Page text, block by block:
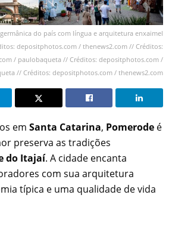
do país com língua e arquitetura enxaimel
depositphotos.com / thenews2.com // Créditos:
/ paulobaqueta // Créditos: depositphotos.com /
// Créditos: depositphotos.com / thenews2.com
em Santa Catarina, Pomerode é
preserva as tradições
do Itajaí. A cidade encanta
com sua arquitetura
típica e uma qualidade de vida